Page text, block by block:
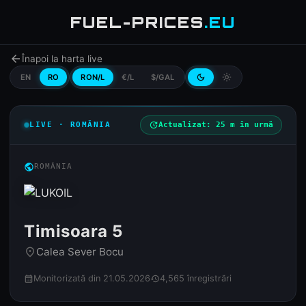
FUEL-PRICES.EU
arrow_backÎnapoi la harta live
EN RO RON/L €/L $/GAL dark_mode light_mode
LIVE · ROMÂNIA updateActualizat: 25 m în urmă
publicROMÂNIA
Timisoara 5
place Calea Sever Bocu
calendar_month Monitorizată din 21.05.2026history4,565 înregistrări